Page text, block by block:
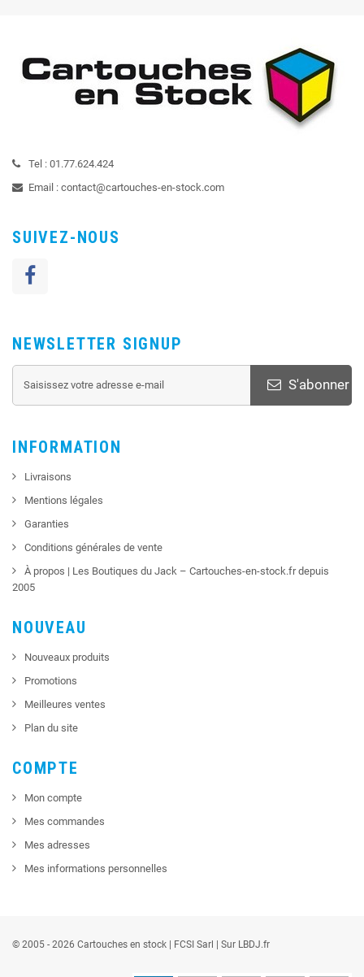
Tel : 01.77.624.424
Email : contact@cartouches-en-stock.com
SUIVEZ-NOUS
NEWSLETTER SIGNUP
S'abonner
INFORMATION
Livraisons
Mentions légales
Garanties
Conditions générales de vente
À propos | Les Boutiques du Jack – Cartouches-en-stock.fr depuis
2005
NOUVEAU
Nouveaux produits
Promotions
Meilleures ventes
Plan du site
COMPTE
Mon compte
Mes commandes
Mes adresses
Mes informations personnelles
© 2005 - 2026 Cartouches en stock | FCSI Sarl | Sur LBDJ.fr